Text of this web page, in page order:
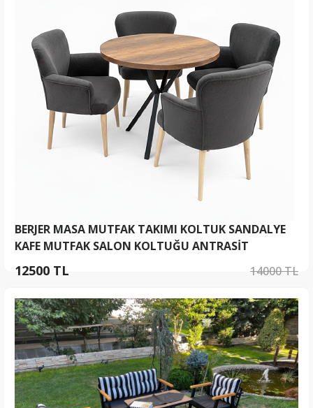
BERJER MASA MUTFAK TAKIMI KOLTUK SANDALYE
KAFE MUTFAK SALON KOLTUĞU ANTRASİT
14000 TL
12500 TL